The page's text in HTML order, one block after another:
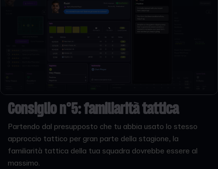
Consiglio n°5: familiarità tattica
Partendo dal presupposto che tu abbia usato lo stesso
approccio tattico per gran parte della stagione, la
familiarità tattica della tua squadra dovrebbe essere al
massimo.